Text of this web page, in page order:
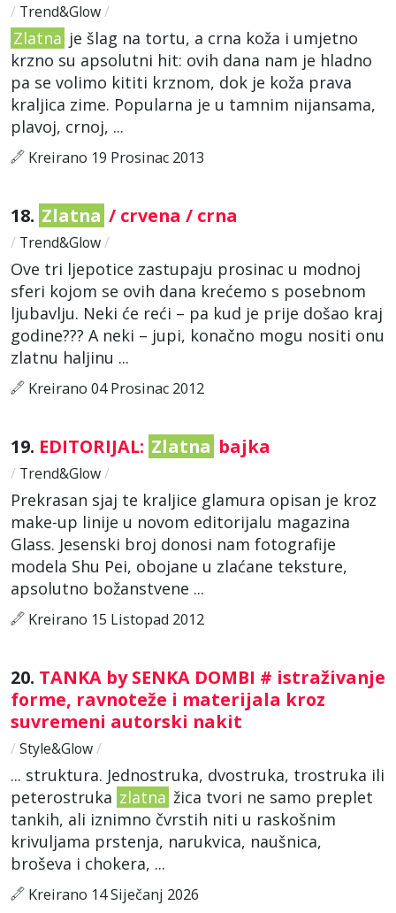
/ Trend&Glow/
Zlatna je šlag na tortu, a crna koža i umjetno
krzno su apsolutni hit: ovih dana nam je hladno
pa se volimo kititi krznom, dok je koža prava
kraljica zime. Popularna je u tamnim nijansama,
plavoj, crnoj, ...
Kreirano 19 Prosinac 2013
18. Zlatna / crvena / crna
/ Trend&Glow/
Ove tri ljepotice zastupaju prosinac u modnoj
sferi kojom se ovih dana krećemo s posebnom
ljubavlju. Neki će reći – pa kud je prije došao kraj
godine??? A neki – jupi, konačno mogu nositi onu
zlatnu haljinu ...
Kreirano 04 Prosinac 2012
19. EDITORIJAL: Zlatna bajka
/ Trend&Glow/
Prekrasan sjaj te kraljice glamura opisan je kroz
make-up linije u novom editorijalu magazina
Glass. Jesenski broj donosi nam fotografije
modela Shu Pei, obojane u zlaćane teksture,
apsolutno božanstvene ...
Kreirano 15 Listopad 2012
20. TANKA by SENKA DOMBI # istraživanje
forme, ravnoteže i materijala kroz
suvremeni autorski nakit
/ Style&Glow/
... struktura. Jednostruka, dvostruka, trostruka ili
peterostruka zlatna žica tvori ne samo preplet
tankih, ali iznimno čvrstih niti u raskošnim
krivuljama prstenja, narukvica, naušnica,
broševa i chokera, ...
Kreirano 14 Siječanj 2026